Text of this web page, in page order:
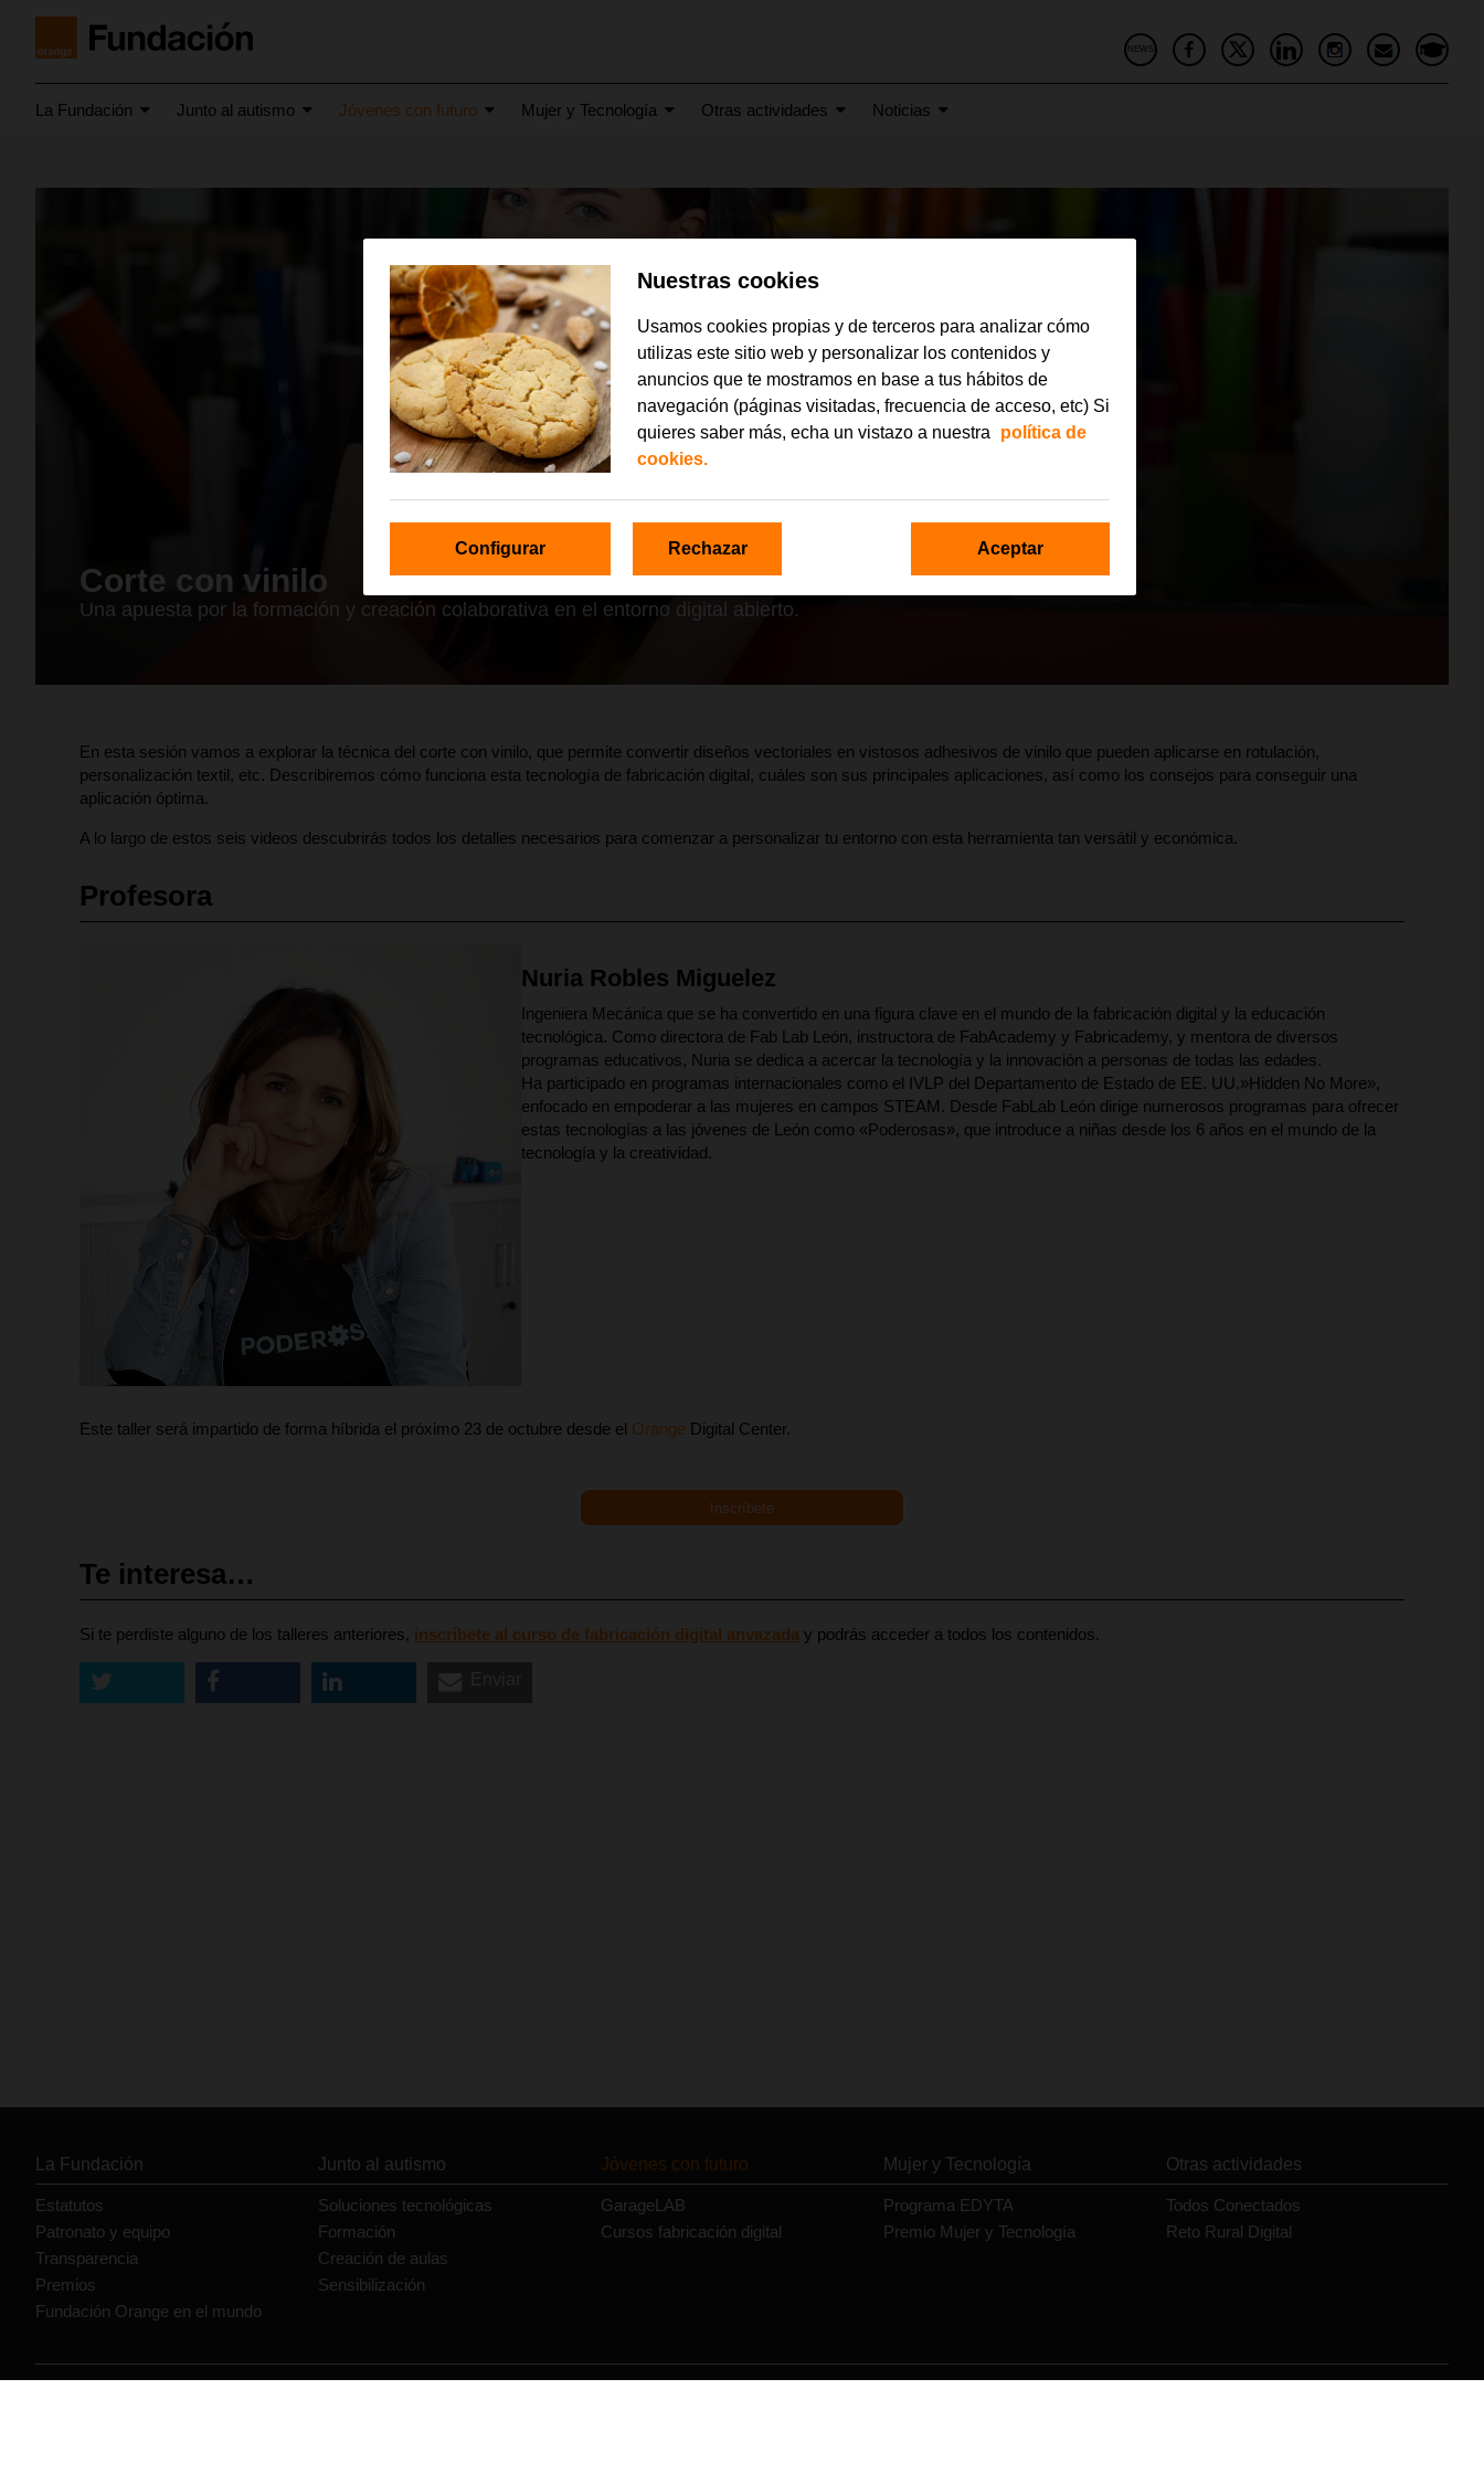
NEWS
La Fundación Junto al autismo Jóvenes con futuro Mujer y Tecnología Otras actividades Noticias
Corte con vinilo
Una apuesta por la formación y creación colaborativa en el entorno digital abierto.
En esta sesión vamos a explorar la técnica del corte con vinilo, que permite convertir diseños vectoriales en vistosos adhesivos de vinilo que pueden aplicarse en rotulación,
personalización textil, etc. Describiremos cómo funciona esta tecnología de fabricación digital, cuáles son sus principales aplicaciones, así como los consejos para conseguir una
aplicación óptima.
A lo largo de estos seis videos descubrirás todos los detalles necesarios para comenzar a personalizar tu entorno con esta herramienta tan versátil y económica.
Profesora
Nuria Robles Miguelez
Ingeniera Mecánica que se ha convertido en una figura clave en el mundo de la fabricación digital y la educación
tecnológica. Como directora de Fab Lab León, instructora de FabAcademy y Fabricademy, y mentora de diversos
programas educativos, Nuria se dedica a acercar la tecnología y la innovación a personas de todas las edades.
Ha participado en programas internacionales como el IVLP del Departamento de Estado de EE. UU.»Hidden No More»,
enfocado en empoderar a las mujeres en campos STEAM. Desde FabLab León dirige numerosos programas para ofrecer
estas tecnologías a las jóvenes de León como «Poderosas», que introduce a niñas desde los 6 años en el mundo de la
tecnología y la creatividad.
Este taller será impartido de forma híbrida el próximo 23 de octubre desde el Orange Digital Center.
Inscríbete
Te interesa…
Si te perdiste alguno de los talleres anteriores, inscríbete al curso de fabricación digital anvazada y podrás acceder a todos los contenidos.
La Fundación
Estatutos
Patronato y equipo
Transparencia
Premios
Fundación Orange en el mundo
Junto al autismo
Soluciones tecnológicas
Formación
Creación de aulas
Sensibilización
Jóvenes con futuro
GarageLAB
Cursos fabricación digital
Mujer y Tecnología
Programa EDYTA
Premio Mujer y Tecnología
Otras actividades
Todos Conectados
Reto Rural Digital
Nuestras cookies
Usamos cookies propias y de terceros para analizar cómo
utilizas este sitio web y personalizar los contenidos y
anuncios que te mostramos en base a tus hábitos de
navegación (páginas visitadas, frecuencia de acceso, etc) Si
quieres saber más, echa un vistazo a nuestra
política de
cookies.
Configurar Rechazar Aceptar